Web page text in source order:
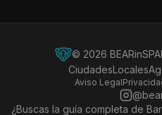
© 2026
CiudadesLocales
Aviso Legal
¿Buscas la guía completa de